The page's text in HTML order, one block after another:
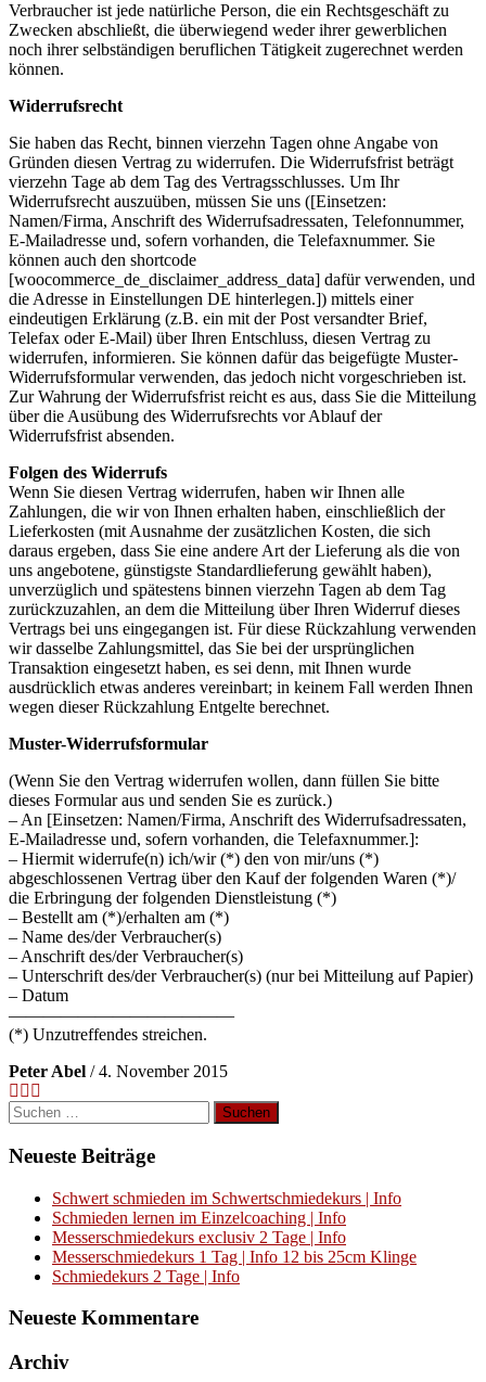
Verbraucher ist jede natürliche Person, die ein Rechtsgeschäft zu
Zwecken abschließt, die überwiegend weder ihrer gewerblichen
noch ihrer selbständigen beruflichen Tätigkeit zugerechnet werden
können.
Widerrufsrecht
Sie haben das Recht, binnen vierzehn Tagen ohne Angabe von
Gründen diesen Vertrag zu widerrufen. Die Widerrufsfrist beträgt
vierzehn Tage ab dem Tag des Vertragsschlusses. Um Ihr
Widerrufsrecht auszuüben, müssen Sie uns ([Einsetzen:
Namen/Firma, Anschrift des Widerrufsadressaten, Telefonnummer,
E-Mailadresse und, sofern vorhanden, die Telefaxnummer. Sie
können auch den shortcode
[woocommerce_de_disclaimer_address_data] dafür verwenden, und
die Adresse in Einstellungen DE hinterlegen.]) mittels einer
eindeutigen Erklärung (z.B. ein mit der Post versandter Brief,
Telefax oder E-Mail) über Ihren Entschluss, diesen Vertrag zu
widerrufen, informieren. Sie können dafür das beigefügte Muster-
Widerrufsformular verwenden, das jedoch nicht vorgeschrieben ist.
Zur Wahrung der Widerrufsfrist reicht es aus, dass Sie die Mitteilung
über die Ausübung des Widerrufsrechts vor Ablauf der
Widerrufsfrist absenden.
Folgen des Widerrufs
Wenn Sie diesen Vertrag widerrufen, haben wir Ihnen alle
Zahlungen, die wir von Ihnen erhalten haben, einschließlich der
Lieferkosten (mit Ausnahme der zusätzlichen Kosten, die sich
daraus ergeben, dass Sie eine andere Art der Lieferung als die von
uns angebotene, günstigste Standardlieferung gewählt haben),
unverzüglich und spätestens binnen vierzehn Tagen ab dem Tag
zurückzuzahlen, an dem die Mitteilung über Ihren Widerruf dieses
Vertrags bei uns eingegangen ist. Für diese Rückzahlung verwenden
wir dasselbe Zahlungsmittel, das Sie bei der ursprünglichen
Transaktion eingesetzt haben, es sei denn, mit Ihnen wurde
ausdrücklich etwas anderes vereinbart; in keinem Fall werden Ihnen
wegen dieser Rückzahlung Entgelte berechnet.
Muster-Widerrufsformular
(Wenn Sie den Vertrag widerrufen wollen, dann füllen Sie bitte
dieses Formular aus und senden Sie es zurück.)
– An [Einsetzen: Namen/Firma, Anschrift des Widerrufsadressaten,
E-Mailadresse und, sofern vorhanden, die Telefaxnummer.]:
– Hiermit widerrufe(n) ich/wir (*) den von mir/uns (*)
abgeschlossenen Vertrag über den Kauf der folgenden Waren (*)/
die Erbringung der folgenden Dienstleistung (*)
– Bestellt am (*)/erhalten am (*)
– Name des/der Verbraucher(s)
– Anschrift des/der Verbraucher(s)
– Unterschrift des/der Verbraucher(s) (nur bei Mitteilung auf Papier)
– Datum
—————————————
(*) Unzutreffendes streichen.
Peter Abel /4. November 2015
Suchen
nach:
Neueste Beiträge
Schwert schmieden im Schwertschmiedekurs | Info
Schmieden lernen im Einzelcoaching | Info
Messerschmiedekurs exclusiv 2 Tage | Info
Messerschmiedekurs 1 Tag | Info 12 bis 25cm Klinge
Schmiedekurs 2 Tage | Info
Neueste Kommentare
Archiv